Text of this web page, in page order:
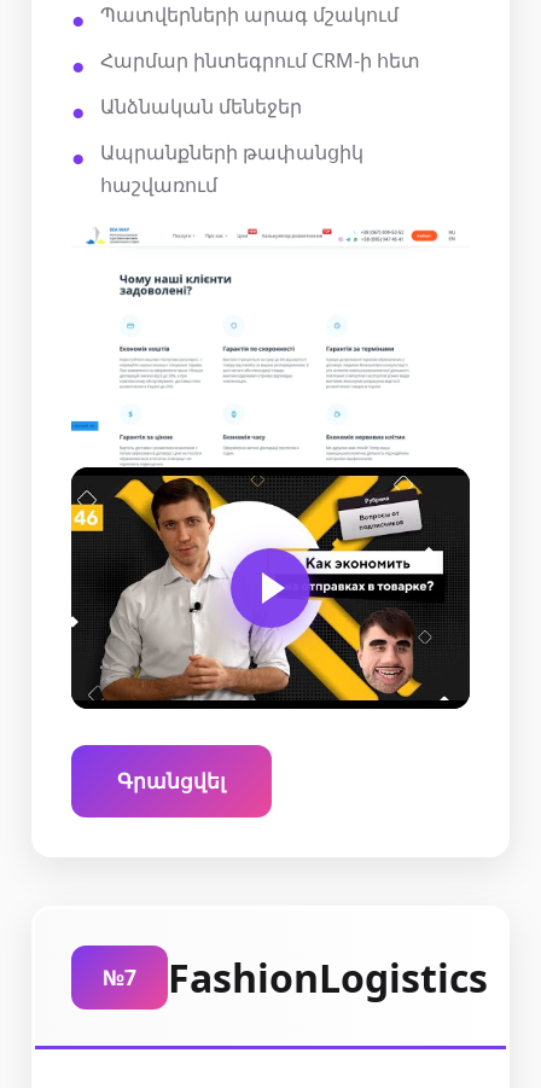
Պատվերների արագ մշակում
Հարմար ինտեգրում CRM-ի հետ
Անձնական մենեջեր
Ապրանքների թափանցիկ
հաշվառում
Գրանցվել
№7 FashionLogistics